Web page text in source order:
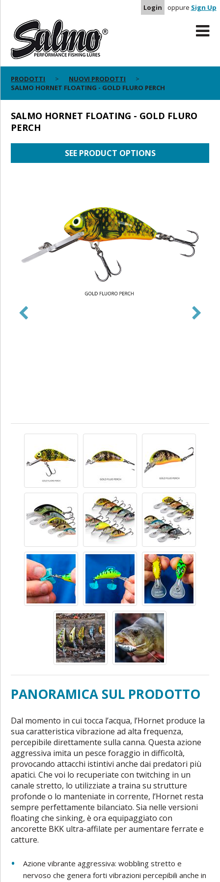
Login oppure Sign Up
PRODOTTI
NUOVI PRODOTTI
SALMO HORNET FLOATING - GOLD FLURO PERCH
SALMO HORNET FLOATING - GOLD FLURO
PERCH
SEE PRODUCT OPTIONS
PANORAMICA SUL PRODOTTO
Dal momento in cui tocca l’acqua, l’Hornet produce la
sua caratteristica vibrazione ad alta frequenza,
percepibile direttamente sulla canna. Questa azione
aggressiva imita un pesce foraggio in difficoltà,
provocando attacchi istintivi anche dai predatori più
apatici. Che voi lo recuperiate con twitching in un
canale stretto, lo utilizziate a traina su strutture
profonde o lo manteniate in corrente, l’Hornet resta
sempre perfettamente bilanciato. Sia nelle versioni
floating che sinking, è ora equipaggiato con
ancorette BKK ultra-affilate per aumentare ferrate e
catture.
Azione vibrante aggressiva: wobbling stretto e
nervoso che genera forti vibrazioni percepibili anche in